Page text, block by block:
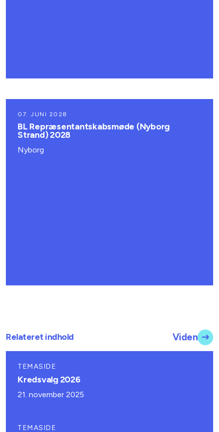
07. JUNI 2028
BL Repræsentantskabsmøde (Nyborg
Strand) 2028
Nyborg
Relateret indhold Viden
TEMASIDE
Kredsvalg 2026
21. november 2025
TEMASIDE